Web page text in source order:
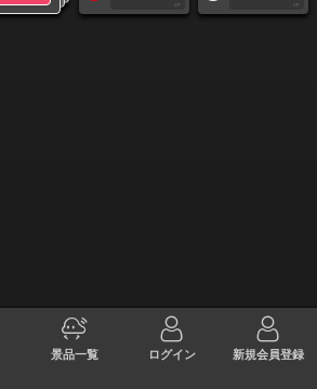
景品一覧 ログイン 新規会員登録
CP CP